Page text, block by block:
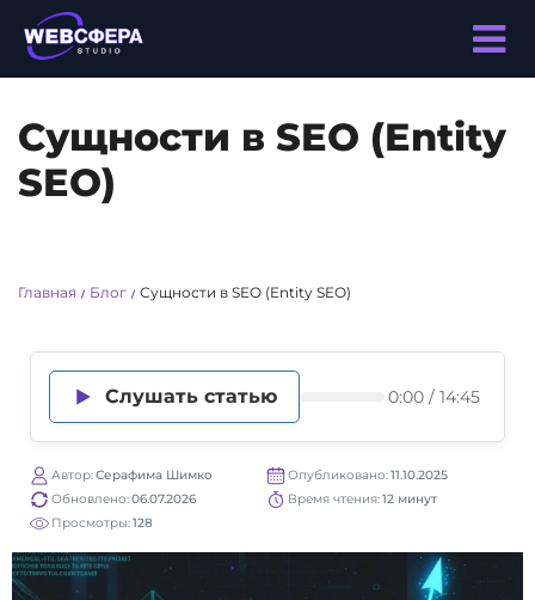
Сущности в SEO (Entity
SEO)
Главная / Блог / Сущности в SEO (Entity SEO)
Слушать статью 0:00 / 14:45
Автор:Серафима Шимко Опубликовано:11.10.2025
Обновлено:06.07.2026 Время чтения:12 минут
Просмотры:128